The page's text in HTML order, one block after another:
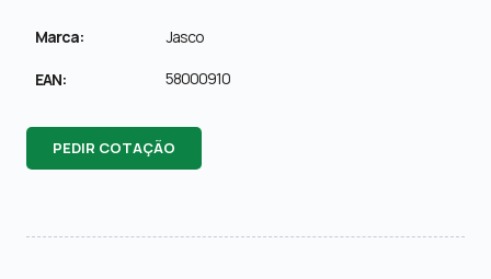
Marca: Jasco
EAN: 58000910
PEDIR COTAÇÃO